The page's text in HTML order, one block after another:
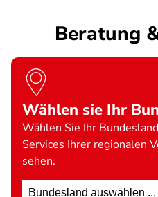
Beratung
Wählen sie Ihr
Wählen Sie Ihr
Services Ihrer regionalen
sehen.
Standort